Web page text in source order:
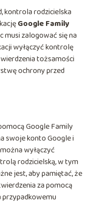
kontrola rodzicielska
Google Family
musi zalogować się na
wyłączyć kontrolę
tożsamości
ochrony przed
Google Family
swoje konto Google i
wyłączyć
rodzicielską, w tym
jest, aby pamiętać, że
za pomocą
przypadkowemu